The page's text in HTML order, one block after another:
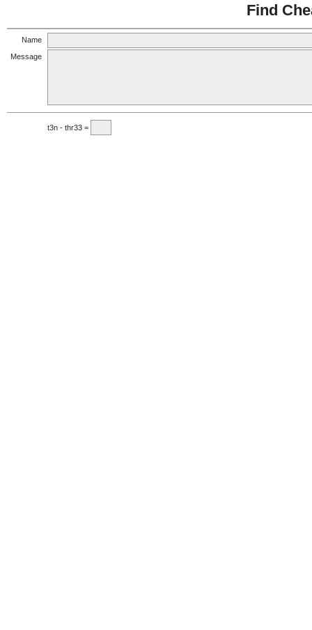
Find
Name
Message
t3n - thr33 =